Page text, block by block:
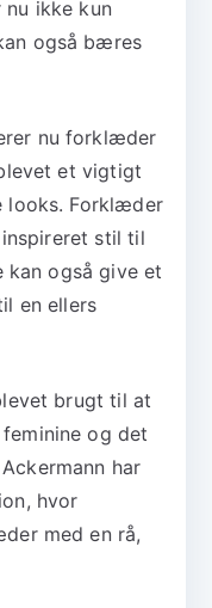
ikke kun
også bæres
nu forklæder
et vigtigt
looks. Forklæder
stil til
også give et
en ellers
brugt til at
og det
har
hvor
med en rå,